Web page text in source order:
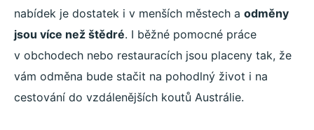
nabídek je dostatek i v menších městech a odměny
jsou více než štědré. I běžné pomocné práce
v obchodech nebo restauracích jsou placeny tak, že
vám odměna bude stačit na pohodlný život i na
cestování do vzdálenějších koutů Austrálie.